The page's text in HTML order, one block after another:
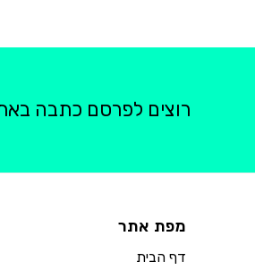
רוצים לפרסם כתבה
מפת אתר
דף הבית